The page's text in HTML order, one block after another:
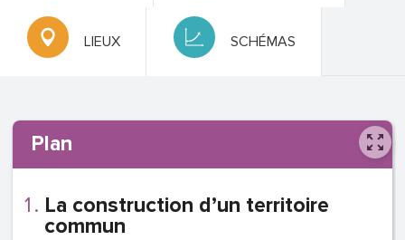
LIEUX SCHÉMAS
Plan
La construction d’un territoire
commun